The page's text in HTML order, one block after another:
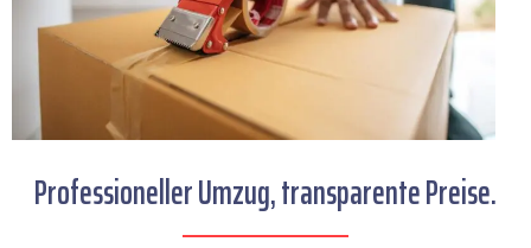
Professioneller Umzug, transparente Preise.